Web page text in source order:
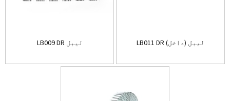
LB009 DR لیبل LB011 DR لیبل (داخل)